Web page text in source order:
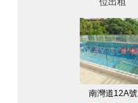
南灣道12A號